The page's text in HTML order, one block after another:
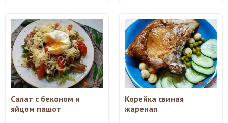
Салат с беконом и
яйцом пашот
Корейка свиная
жареная